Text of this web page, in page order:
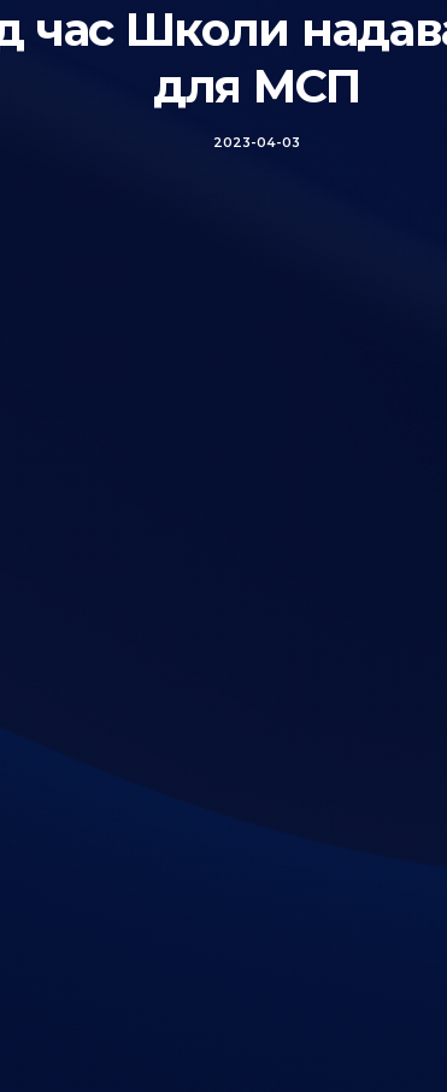
Школи
для МСП
2023-04-03